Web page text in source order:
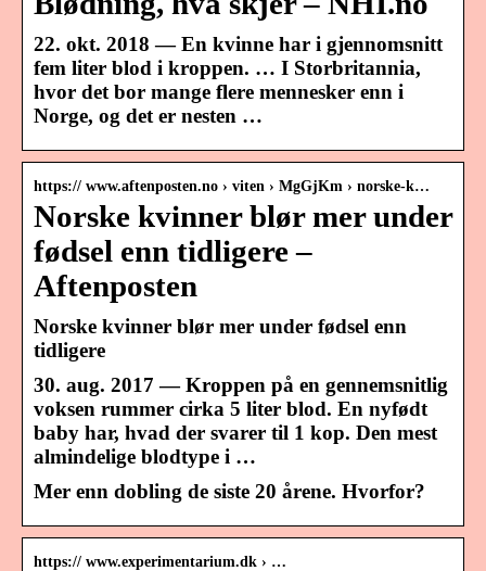
22. okt. 2018 — En kvinne har i gjennomsnitt
fem liter blod i kroppen. … I Storbritannia,
hvor det bor mange flere mennesker enn i
Norge, og det er nesten …
https:// www.aftenposten.no › viten › MgGjKm › norske-k…
Norske kvinner blør mer under
fødsel enn tidligere –
Aftenposten
Norske kvinner blør mer under fødsel enn
tidligere
30. aug. 2017 — Kroppen på en gennemsnitlig
voksen rummer cirka 5 liter blod. En nyfødt
baby har, hvad der svarer til 1 kop. Den mest
almindelige blodtype i …
Mer enn dobling de siste 20 årene. Hvorfor?
https:// www.experimentarium.dk › …